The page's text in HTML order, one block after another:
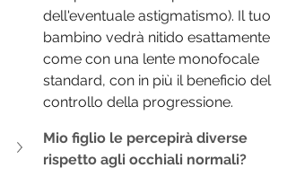
dell'eventuale astigmatismo). Il tuo
bambino vedrà nitido esattamente
come con una lente monofocale
standard, con in più il beneficio del
controllo della progressione.
Mio figlio le percepirà diverse
rispetto agli occhiali normali?